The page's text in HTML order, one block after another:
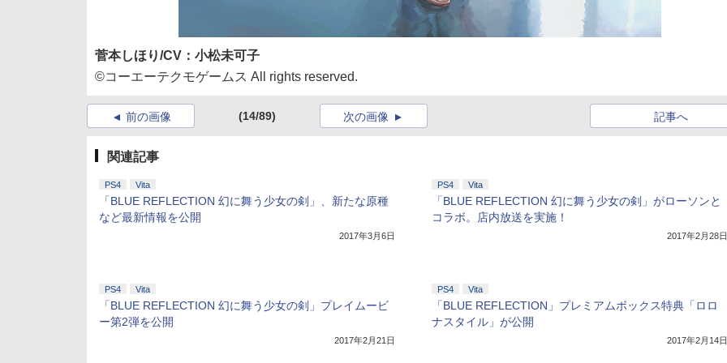
菅本しほり/CV：小松未可子
©コーエーテクモゲームス All rights reserved.
前の画像 (14/89) 次の画像 記事へ
関連記事
PS4 Vita
「BLUE REFLECTION 幻に舞う少女の剣」、新たな原種
など最新情報を公開
2017年3月6日
PS4 Vita
「BLUE REFLECTION 幻に舞う少女の剣」がローソンと
コラボ。店内放送を実施！
2017年2月28日
PS4 Vita
「BLUE REFLECTION 幻に舞う少女の剣」プレイムービ
ー第2弾を公開
2017年2月21日
PS4 Vita
「BLUE REFLECTION」プレミアムボックス特典「ロロ
ナスタイル」が公開
2017年2月14日